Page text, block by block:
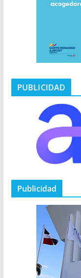
PUBLICIDAD
Publicidad